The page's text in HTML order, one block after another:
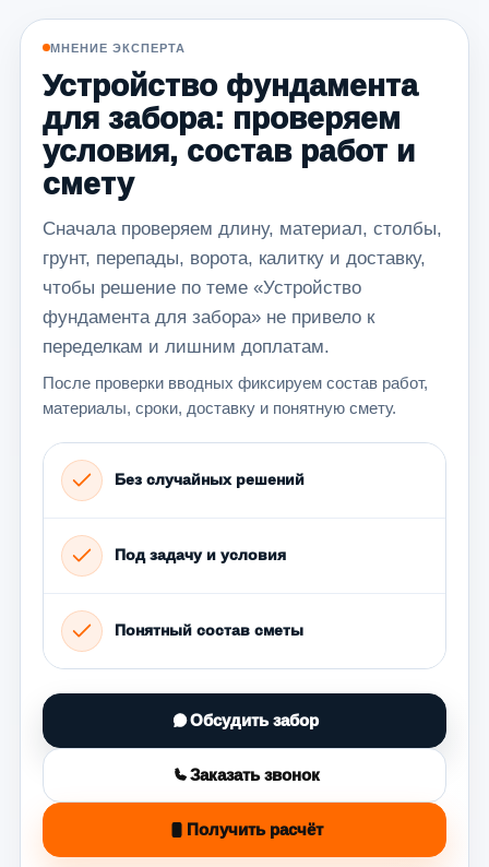
МНЕНИЕ ЭКСПЕРТА
Устройство фундамента
для забора: проверяем
условия, состав работ и
смету
Сначала проверяем длину, материал, столбы,
грунт, перепады, ворота, калитку и доставку,
чтобы решение по теме «Устройство
фундамента для забора» не привело к
переделкам и лишним доплатам.
После проверки вводных фиксируем состав работ,
материалы, сроки, доставку и понятную смету.
Без случайных решений
Под задачу и условия
Понятный состав сметы
Обсудить забор
Заказать звонок
Получить расчёт